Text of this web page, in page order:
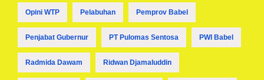
Opini WTP Pelabuhan Pemprov Babel
Penjabat Gubernur PT Pulomas Sentosa PWI Babel
Radmida Dawam Ridwan Djamaluddin